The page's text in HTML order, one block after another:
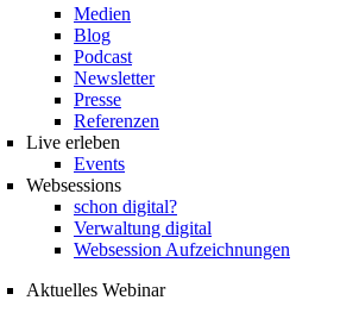
Medien
Blog
Podcast
Newsletter
Presse
Referenzen
Live erleben
Events
Websessions
schon digital?
Verwaltung digital
Websession Aufzeichnungen
Aktuelles Webinar